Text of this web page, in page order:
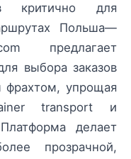
критично для
Польша—
предлагает
выбора заказов
фрахтом, упрощая
transport и
делает
прозрачной,